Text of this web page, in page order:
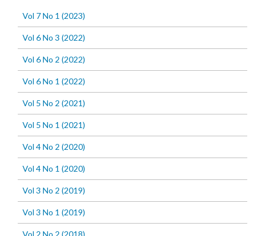
Vol 7 No 1 (2023)
Vol 6 No 3 (2022)
Vol 6 No 2 (2022)
Vol 6 No 1 (2022)
Vol 5 No 2 (2021)
Vol 5 No 1 (2021)
Vol 4 No 2 (2020)
Vol 4 No 1 (2020)
Vol 3 No 2 (2019)
Vol 3 No 1 (2019)